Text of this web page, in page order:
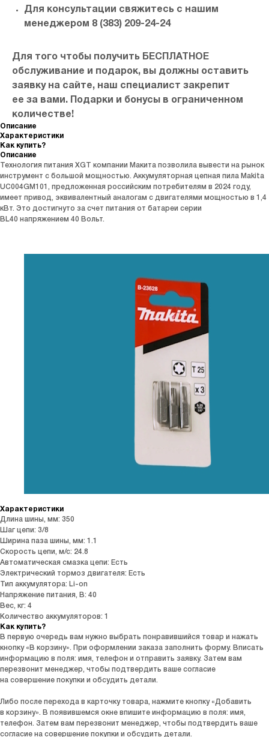
Для консультации свяжитесь с нашим
менеджером 8 (383) 209-24-24
Для того чтобы получить БЕСПЛАТНОЕ
обслуживание и подарок, вы должны оставить
заявку на сайте, наш специалист закрепит
ее за вами. Подарки и бонусы в ограниченном
количестве!
Описание
Характеристики
Как купить?
Описание
Технология питания XGT компании Макита позволила вывести на рынок
инструмент с большой мощностью. Аккумуляторная цепная пила Makita
UC004GM101, предложенная российским потребителям в 2024 году,
имеет привод, эквивалентный аналогам с двигателями мощностью в 1,4
кВт. Это достигнуто за счет питания от батареи серии
BL40 напряжением 40 Вольт.
Характеристики
Длина шины, мм: 350
Шаг цепи: 3/8
Ширина паза шины, мм: 1.1
Скорость цепи, м/с: 24.8
Автоматическая смазка цепи: Есть
Электрический тормоз двигателя: Есть
Тип аккумулятора: Li-on
Напряжение питания, В: 40
Вес, кг: 4
Количество аккумуляторов: 1
Как купить?
В первую очередь вам нужно выбрать понравившийся товар и нажать
кнопку «В корзину». При оформлении заказа заполнить форму. Вписать
информацию в поля: имя, телефон и отправить заявку. Затем вам
перезвонит менеджер, чтобы подтвердить ваше согласие
на совершение покупки и обсудить детали.
Либо после перехода в карточку товара, нажмите кнопку «Добавить
в корзину». В появившемся окне впишите информацию в поля: имя,
телефон. Затем вам перезвонит менеджер, чтобы подтвердить ваше
согласие на совершение покупки и обсудить детали.